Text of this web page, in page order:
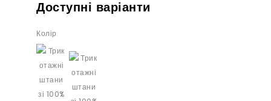
Доступні варіанти
Колір